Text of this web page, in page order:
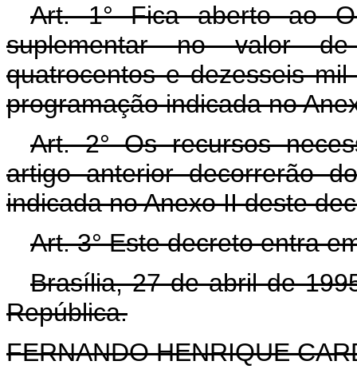
Art. 1° Fica aberto ao
suplementar no valor
quatrocentos e dezesseis
programação indicada no
Art. 2° Os recursos
artigo anterior decorrerão
indicada no Anexo II deste
Art. 3° Este decreto entra
Brasília, 27 de abril de
República.
FERNANDO HENRIQUE